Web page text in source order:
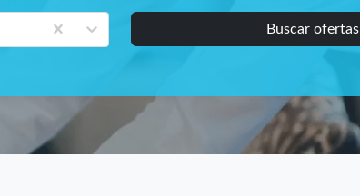
Buscar ofertas